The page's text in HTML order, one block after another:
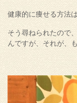
健康的に痩せる方法
そう尋ねられたので
んですが、それが、